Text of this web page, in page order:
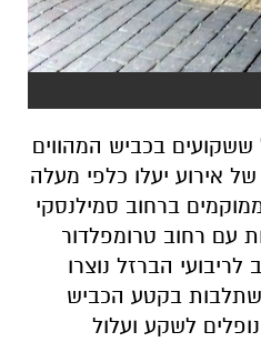
ששקועים בכביש המהווים
אירוע יעלו כלפי מעלה
ברחוב סמילנסקי
הברזל נוצרו
בקטע הכביש
לשקע ועלול
ולא שמתי לב לשקעים
לא נגרם נזק אבל זה היה